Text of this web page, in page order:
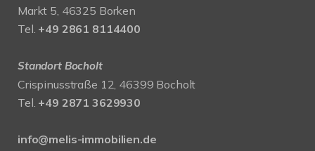
Markt 5, 46325 Borken
Tel. +49 2861 8114400
Standort Bocholt
Crispinusstraße 12, 46399 Bocholt
Tel. +49 2871 3629930
info@melis-immobilien.de